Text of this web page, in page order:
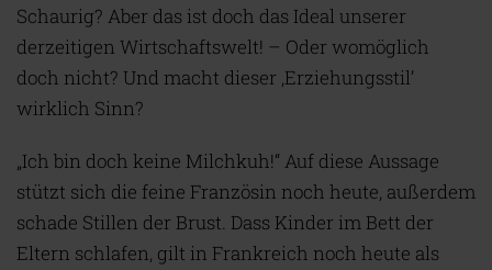
Schaurig? Aber das ist doch das Ideal unserer
derzeitigen Wirtschaftswelt! – Oder womöglich
doch nicht? Und macht dieser ‚Erziehungsstil’
wirklich Sinn?
„Ich bin doch keine Milchkuh!“ Auf diese Aussage
stützt sich die feine Französin noch heute, außerdem
schade Stillen der Brust. Dass Kinder im Bett der
Eltern schlafen, gilt in Frankreich noch heute als